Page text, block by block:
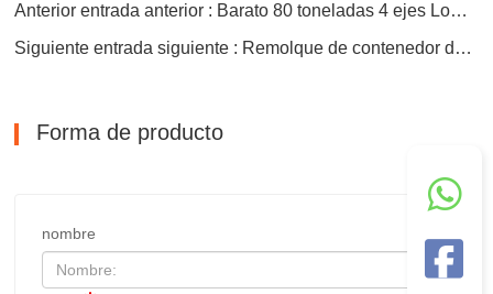
Anterior entrada anterior : Barato 80 toneladas 4 ejes Lowboy Trailer
Siguiente entrada siguiente : Remolque de contenedor de 60 toneladas y 4 ejes
Forma de producto
nombre